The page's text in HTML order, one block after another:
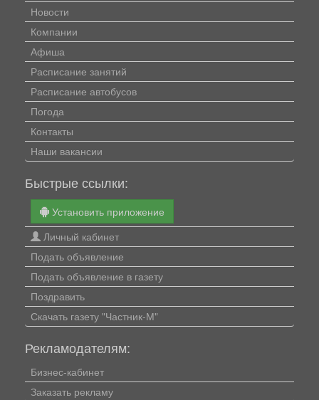
Новости
Компании
Афиша
Расписание занятий
Расписание автобусов
Погода
Контакты
Наши вакансии
Быстрые ссылки:
Установить приложение
Личный кабинет
Подать объявление
Подать объявление в газету
Поздравить
Скачать газету "Частник-М"
Рекламодателям:
Бизнес-кабинет
Заказать рекламу